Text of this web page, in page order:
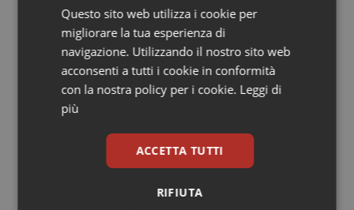
Quotidiano Cardiologia
Quotidiano Chirurgia
Quotidiano Oncologia
Quotidiano Pediatria
Rene & patologie urogenitali
Farmaci. Puglia, dal 3 agosto alert
informatico per segnalare l’esistenza
di un equivalente meno costoso
Questo sito web utilizza i cookie per
migliorare la tua esperienza di
navigazione. Utilizzando il nostro sito web
acconsenti a tutti i cookie in conformità
con la nostra policy per i cookie. Leggi di
più
ACCETTA TUTTI
RIFIUTA